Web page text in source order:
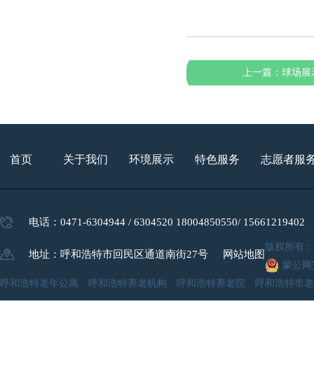
上一篇： 球场展
首页 关于我们 环境展示 特色服务 志愿者服
电话：0471-6304944 / 6304520 18004850550/ 15661219402
地址：呼和浩特市回民区通道南街27号 网站地图
版权所有
蒙公网
呼和浩特老年公寓 呼和浩特养老机构 呼和浩特养老院 呼和浩特市